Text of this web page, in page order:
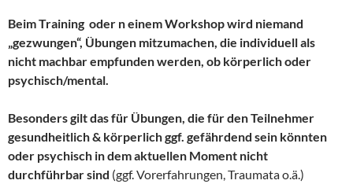
Beim Training oder n einem Workshop wird niemand
„gezwungen“, Übungen mitzumachen, die individuell als
nicht machbar empfunden werden, ob körperlich oder
psychisch/mental.
Besonders gilt das für Übungen, die für den Teilnehmer
gesundheitlich & körperlich ggf. gefährdend sein könnten
oder psychisch in dem aktuellen Moment nicht
durchführbar sind (ggf. Vorerfahrungen, Traumata o.ä.)